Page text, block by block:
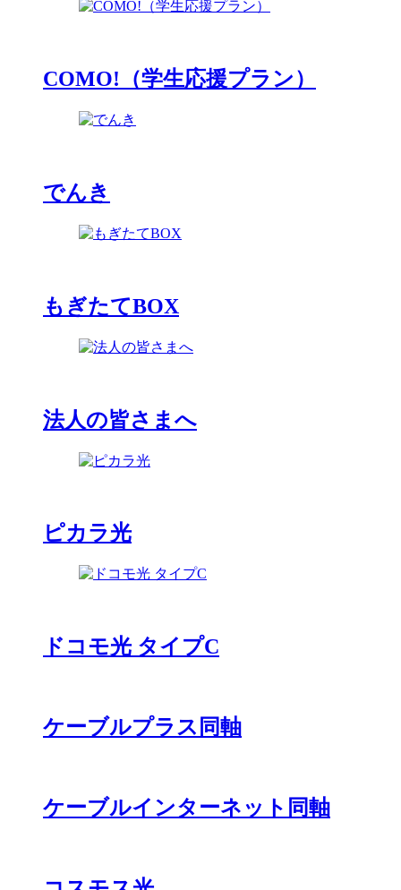
COMO!（学生応援プラン）
でんき
もぎたてBOX
法人の皆さまへ
ピカラ光
ドコモ光 タイプC
ケーブルプラス同軸
ケーブルインターネット同軸